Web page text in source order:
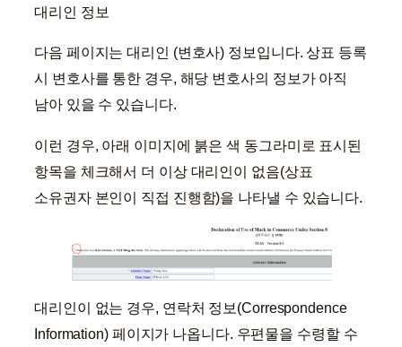
대리인 정보
다음 페이지는 대리인 (변호사) 정보입니다. 상표 등록
시 변호사를 통한 경우, 해당 변호사의 정보가 아직
남아 있을 수 있습니다.
이런 경우, 아래 이미지에 붉은 색 동그라미로 표시된
항목을 체크해서 더 이상 대리인이 없음(상표
소유권자 본인이 직접 진행함)을 나타낼 수 있습니다.
대리인이 없는 경우, 연락처 정보(Correspondence
Information) 페이지가 나옵니다. 우편물을 수령할 수